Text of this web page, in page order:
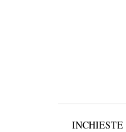
INCHIESTE